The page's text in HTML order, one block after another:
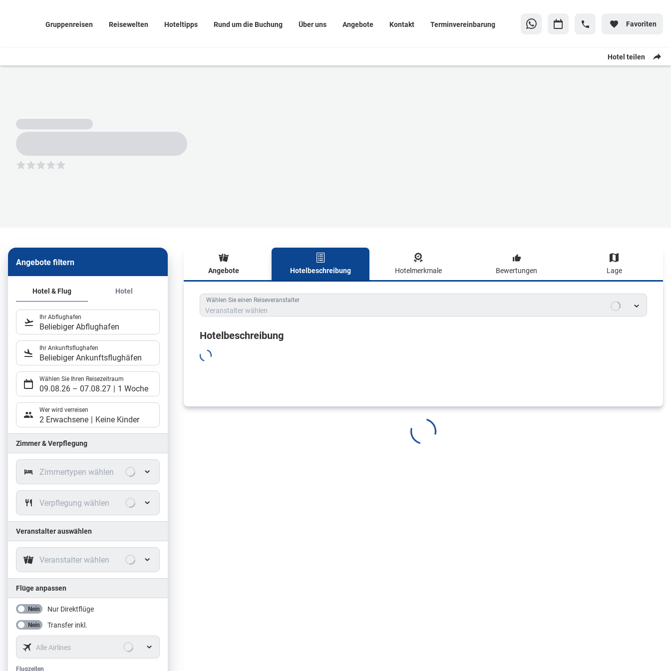
Gruppenreisen Reisewelten Hoteltipps Rund um die Buchung Über uns Angebote Kontakt Terminvereinbarung Favoriten
Hotel teilen
5
Angebote filtern
Hotel & Flug Hotel
Ihr Abflughafen
Beliebiger Abflughafen
Ihr Ankunftsflughafen
Beliebiger Ankunftsflughäfen
Wählen Sie Ihren Reisezeitraum
09.08.26 – 07.08.27 1 Woche
Wer wird verreisen
2 Erwachsene Keine Kinder
Zimmer & Verpflegung
Zimmertypen wählen
Verpflegung wählen
Veranstalter auswählen
Veranstalter wählen
Flüge anpassen
Nein Nur Direktflüge
Nein Transfer inkl.
Alle Airlines
Flugzeiten
Flugzeiten
Angebote Hotelbeschreibung Hotelmerkmale Bewertungen Lage
Hotelbeschreibung
Wählen Sie einen Reiseveranstalter
Veranstalter wählen
Hotelbeschreibung